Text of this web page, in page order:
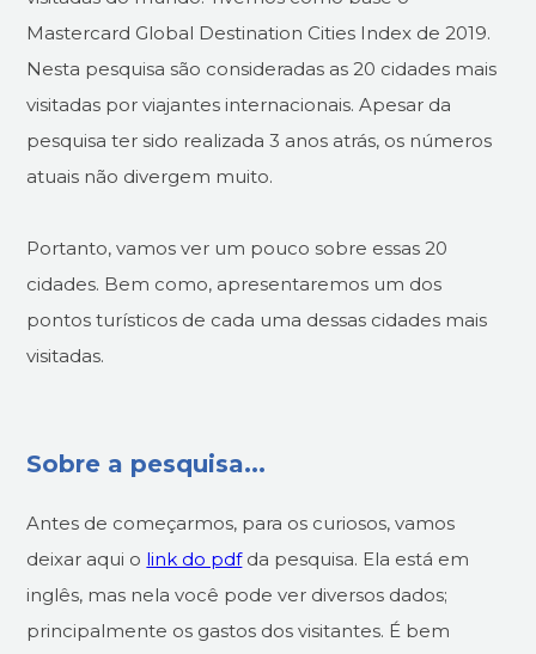
Mastercard Global Destination Cities Index de 2019.
Nesta pesquisa são consideradas as 20 cidades mais
visitadas por viajantes internacionais. Apesar da
pesquisa ter sido realizada 3 anos atrás, os números
atuais não divergem muito.
Portanto, vamos ver um pouco sobre essas 20
cidades. Bem como, apresentaremos um dos
pontos turísticos de cada uma dessas cidades mais
visitadas.
Sobre a pesquisa...
Antes de começarmos, para os curiosos, vamos
deixar aqui o link do pdfda pesquisa. Ela está em
inglês, mas nela você pode ver diversos dados;
principalmente os gastos dos visitantes. É bem